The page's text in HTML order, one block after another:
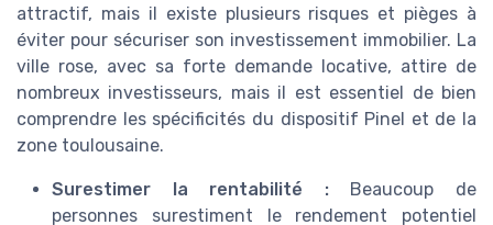
attractif, mais il existe plusieurs risques et pièges à
éviter pour sécuriser son investissement immobilier. La
ville rose, avec sa forte demande locative, attire de
nombreux investisseurs, mais il est essentiel de bien
comprendre les spécificités du dispositif Pinel et de la
zone toulousaine.
Surestimer la rentabilité :Beaucoup de
personnes surestiment le rendement potentiel